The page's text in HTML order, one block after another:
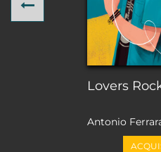
Lovers
Antonio
Previous